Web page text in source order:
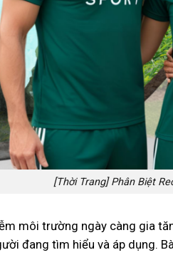
[Thời Trang] Phân Biệt
môi trường ngày càng gia
đang tìm hiểu và áp dụng.